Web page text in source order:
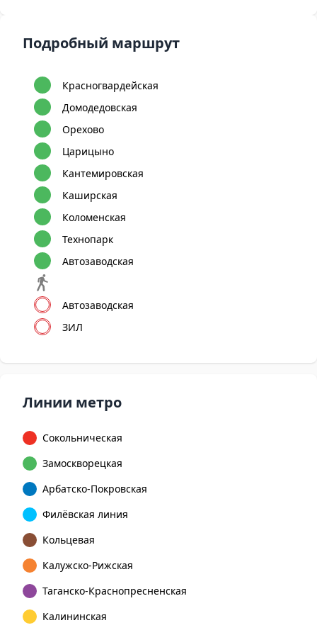
Подробный маршрут
Красногвардейская
Домодедовская
Орехово
Царицыно
Кантемировская
Каширская
Коломенская
Технопарк
Автозаводская
Автозаводская
ЗИЛ
Линии метро
Сокольническая
Замоскворецкая
Арбатско-Покровская
Филёвская линия
Кольцевая
Калужско-Рижская
Таганско-Краснопресненская
Калининская